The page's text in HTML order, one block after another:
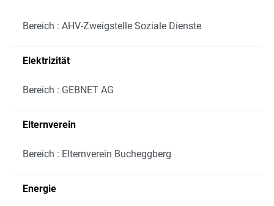
Bereich : AHV-Zweigstelle Soziale Dienste
Elektrizität
Bereich : GEBNET AG
Elternverein
Bereich : Elternverein Bucheggberg
Energie